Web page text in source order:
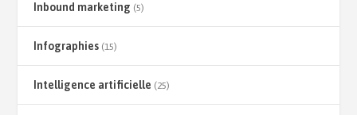
Inbound marketing (5)
Infographies (15)
Intelligence artificielle (25)